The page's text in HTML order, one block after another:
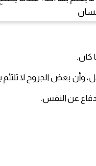
كان.
وأن بعض الجروح لا
عن النفس.